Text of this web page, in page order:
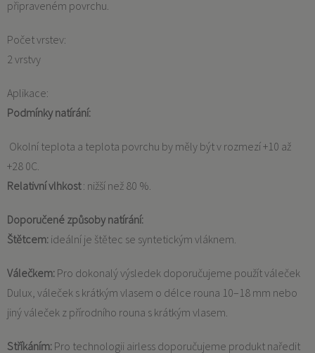
připraveném povrchu.
Počet vrstev:
2 vrstvy
Aplikace:
Podmínky natírání:
Okolní teplota a teplota povrchu by měly být v rozmezí +10 až
+28 0C.
Relativní vlhkost: nižší než 80 %.
Doporučené způsoby natírání:
Štětcem: ideální je štětec se syntetickým vláknem.
Válečkem: Pro dokonalý výsledek doporučujeme použít váleček
Dulux, váleček s krátkým vlasem o délce rouna 10–18 mm nebo
jiný váleček z přírodního rouna s krátkým vlasem.
Stříkáním: Pro technologii airless doporučujeme produkt naředit